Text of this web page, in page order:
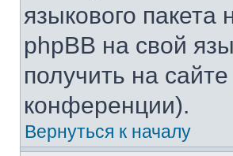
языкового
phpBB на свой
получить на
конференции).
Вернуться к началу